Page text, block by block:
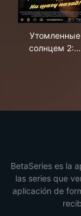
Утомленные
солнцем 2:…
BetaSeries es la
las series que
aplicación de